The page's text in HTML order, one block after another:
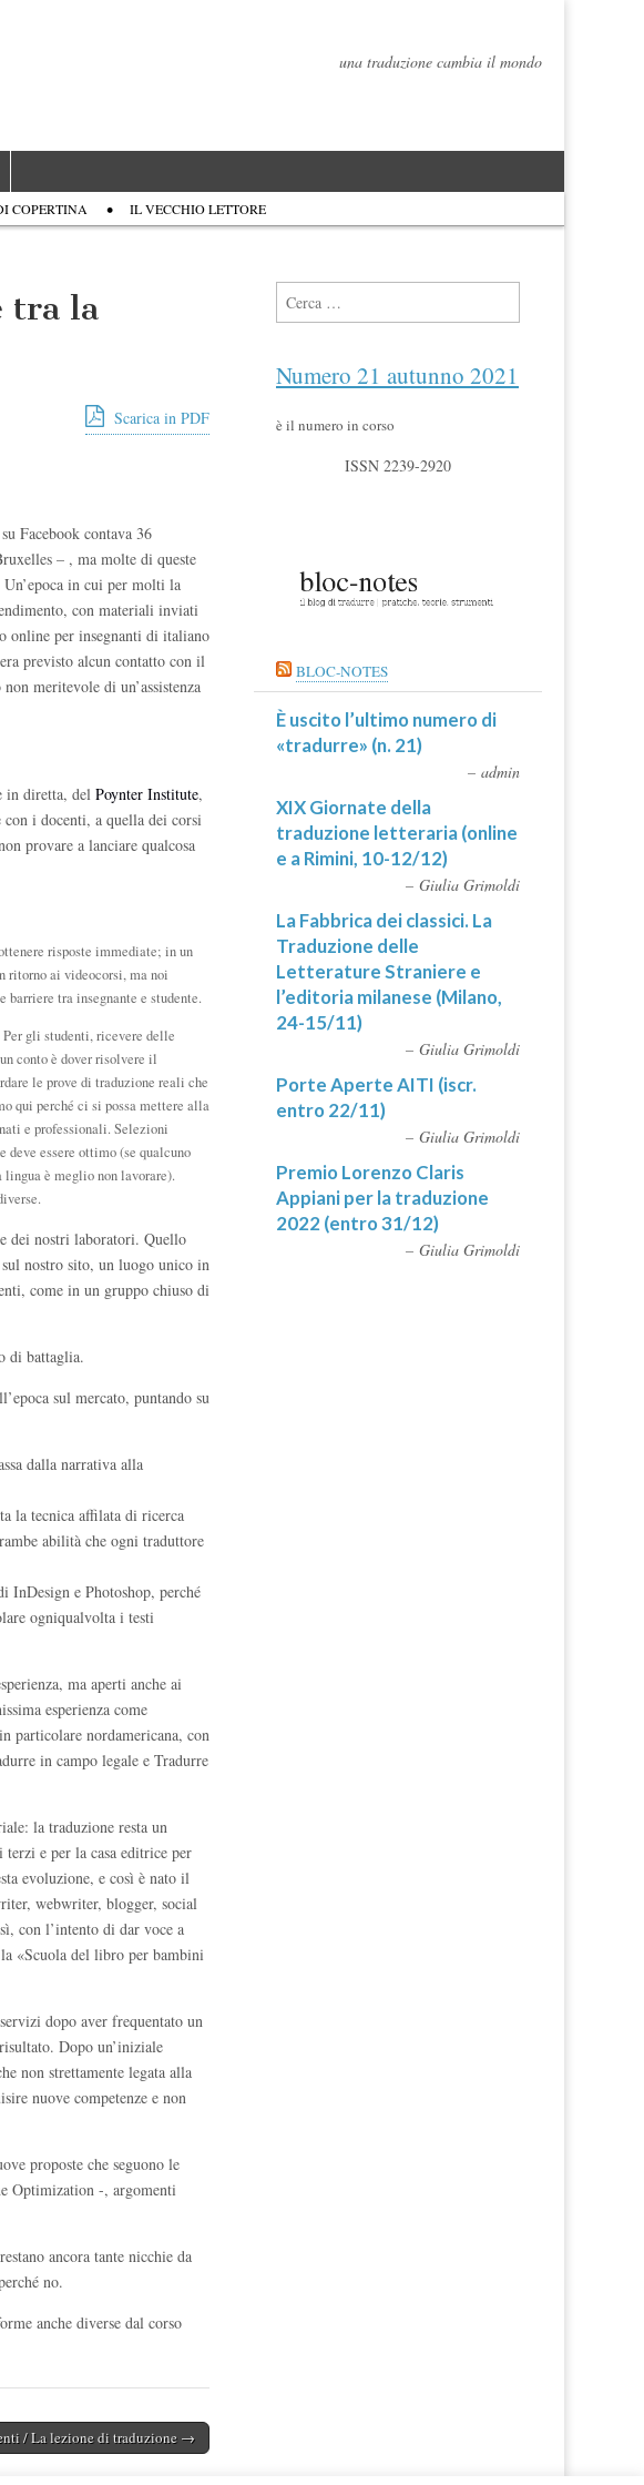
una traduzione cambia il mondo
COPERTINA IL VECCHIO LETTORE
tra la
Scarica in PDF
Facebook contava 36
– , ma molte di queste
in cui per molti la
con materiali inviati
online per insegnanti di italiano
previsto alcun contatto con il
meritevole di un’assistenza
in diretta, del Poynter Institute,
con i docenti, a quella dei corsi
provare a lanciare qualcosa
risposte immediate; in un
ritorno ai videocorsi, ma noi
tra insegnante e studente.
gli studenti, ricevere delle
conto è dover risolvere il
le prove di traduzione reali che
qui perché ci si possa mettere alla
e professionali. Selezioni
essere ottimo (se qualcuno
lingua è meglio non lavorare).
dei nostri laboratori. Quello
nostro sito, un luogo unico in
come in un gruppo chiuso di
di battaglia.
sul mercato, puntando su
dalla narrativa alla
la tecnica affilata di ricerca
abilità che ogni traduttore
InDesign e Photoshop, perché
ogniqualvolta i testi
ma aperti anche ai
esperienza come
particolare nordamericana, con
in campo legale e Tradurre
la traduzione resta un
e per la casa editrice per
evoluzione, e così è nato il
webwriter, blogger, social
con l’intento di dar voce a
«Scuola del libro per bambini
dopo aver frequentato un
Dopo un’iniziale
non strettamente legata alla
nuove competenze e non
proposte che seguono le
Optimization -, argomenti
ancora tante nicchie da
no.
anche diverse dal corso
/ La lezione di traduzione →
Ricerca per:
Numero 21 autunno 2021
è il numero in corso
ISSN 2239-2920
BLOC-NOTES
È uscito l’ultimo numero di
«tradurre» (n. 21)
admin
XIX Giornate della
traduzione letteraria (online
e a Rimini, 10-12/12)
Giulia Grimoldi
La Fabbrica dei classici. La
Traduzione delle
Letterature Straniere e
l’editoria milanese (Milano,
24-15/11)
Giulia Grimoldi
Porte Aperte AITI (iscr.
entro 22/11)
Giulia Grimoldi
Premio Lorenzo Claris
Appiani per la traduzione
2022 (entro 31/12)
Giulia Grimoldi